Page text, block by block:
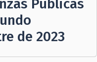
Públicas
de 2023